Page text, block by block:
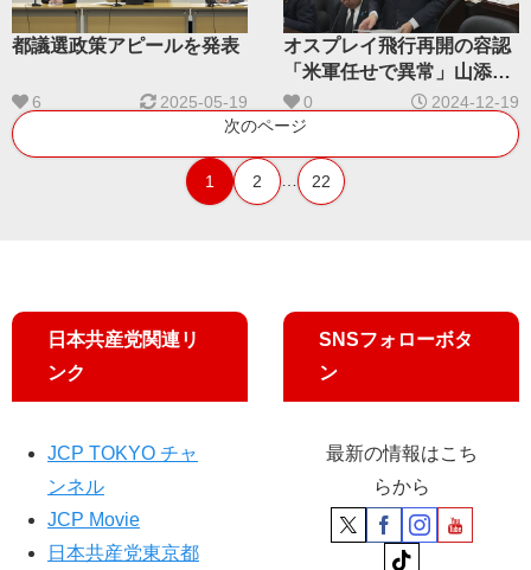
都議選政策アピールを発表
6 2025-05-19
オスプレイ飛行再開の容認
「米軍任せで異常」山添氏
批判
0
2024-12-19
次のページ
1 2 … 22
日本共産党関連リ
ンク
JCP TOKYO チャ
ンネル
JCP Movie
日本共産党東京都
SNSフォローボタ
ン
最新の情報はこち
らから